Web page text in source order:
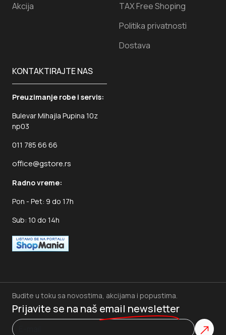
TAX Free Shoping
Politika privatnosti
Dostava
KONTAKTIRAJTE NAS
Preuzimanje robe i servis:
Bulevar Mihajla Pupina 10z
np03
011 785 66 66
office@gstore.rs
Radno vreme:
Pon - Pet: 9 do 17h
Sub: 10 do 14h
Akcija
Budite u toku sa novostima, akcijama i popustima.
Prijavite se na naš email newsletter